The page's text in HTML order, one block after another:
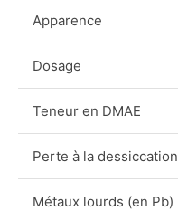
Apparence
Dosage
Teneur en DMAE
Perte à la dessiccation
Métaux lourds (en Pb)